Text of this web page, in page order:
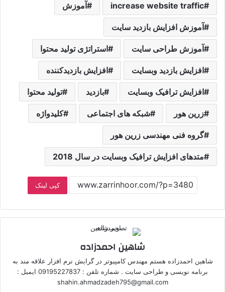
increase website traffic آموزش
آموزش افزایش بازدید سایت
آموزش طراحی سایت استراتژی تولید محتوا
افزایش بازدید وبسایت افزایش بازدیدکننده
افزایش ترافیک وبسایت بازدید تولید محتوا
زرین هور شبکه های اجتماعی کلیدواژه
گروه فنی مهندسی زرین هور
متدهای افزایش ترافیک وبسایت در سال 2018
کپی لینک
شاهین احمدزاده
شاهین احمدزاده هستم مهندس کامپیوتر در گرایش نرم افزار علاقه مند به
برنامه نویسی و طراحی سایت . شماره تلفن : 09195227837 ایمیل :
shahin.ahmadzadeh795@gmail.com